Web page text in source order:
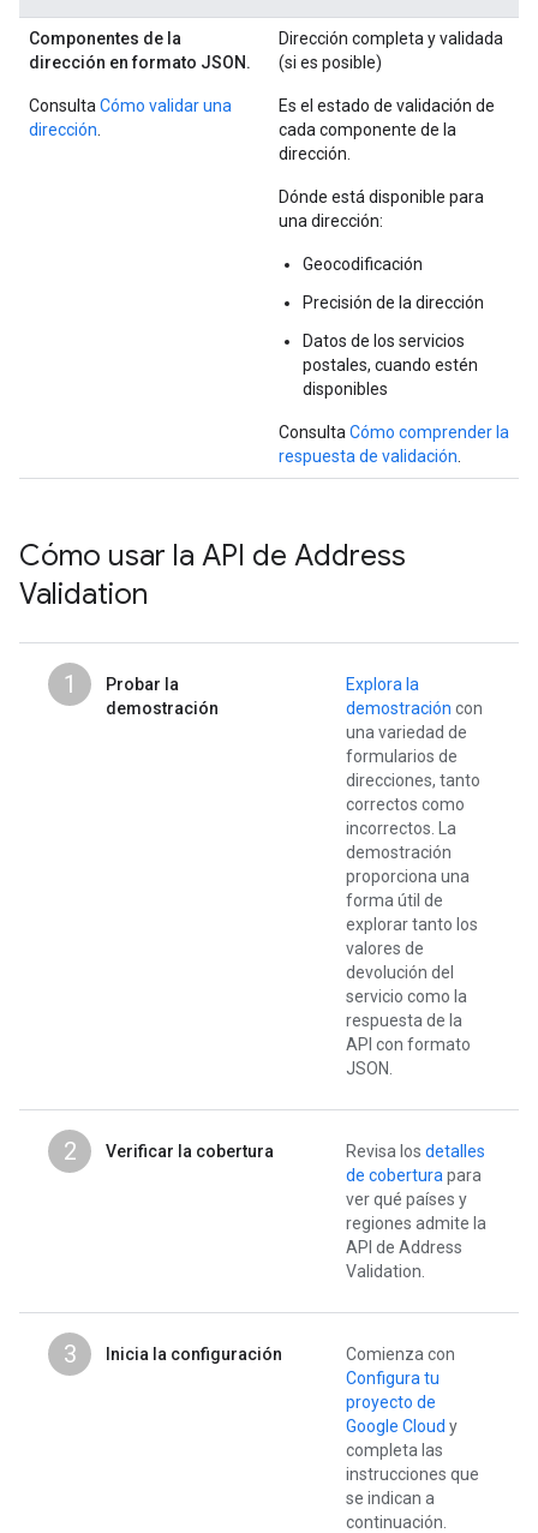
Componentes de la
dirección en formato JSON.
ConsultaCómo validar una
dirección.
Dirección completa y validada
(si es posible)
Es el estado de validación de
cada componente de la
dirección.
Dónde está disponible para
una dirección:
Geocodificación
Precisión de la dirección
Datos de los servicios
postales, cuando estén
disponibles
ConsultaCómo comprender la
respuesta de validación.
Cómo usar la API de Address
Validation
1
Probar la
demostración
Explora la
demostración con
una variedad de
formularios de
direcciones, tanto
correctos como
incorrectos. La
demostración
proporciona una
forma útil de
explorar tanto los
valores de
devolución del
servicio como la
respuesta de la
API con formato
JSON.
2 Verificar la cobertura Revisa los detalles
de coberturapara
ver qué países y
regiones admite la
API de Address
Validation.
3 Inicia la configuración
Comienza con
Configura tu
proyecto de
Google Cloud y
completa las
instrucciones que
se indican a
continuación.